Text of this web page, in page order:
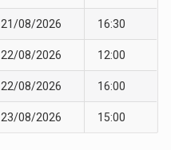
21/08/2026 16:30
22/08/2026 12:00
22/08/2026 16:00
23/08/2026 15:00